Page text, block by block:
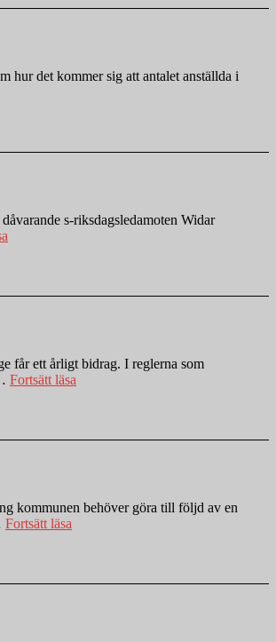
hur det kommer sig att antalet anställda i
s-riksdagsledamoten Widar
sägningen
sig
och
ifrån?”
får ett årligt bidrag. I reglerna som
Fortsätt läsa
ur
kommunen behöver göra till följd av en
Fortsätt läsa
sviktande